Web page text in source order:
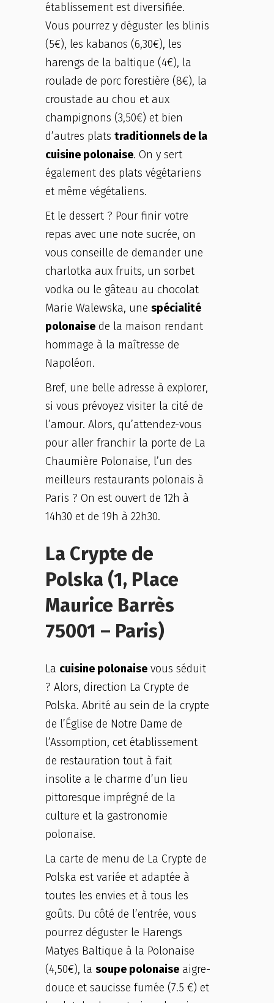
établissement est diversifiée.
Vous pourrez y déguster les blinis
(5€), les kabanos (6,30€), les
harengs de la baltique (4€), la
roulade de porc forestière (8€), la
croustade au chou et aux
champignons (3,50€) et bien
d’autres plats traditionnels de la
cuisine polonaise. On y sert
également des plats végétariens
et même végétaliens.
Et le dessert ? Pour finir votre
repas avec une note sucrée, on
vous conseille de demander une
charlotka aux fruits, un sorbet
vodka ou le gâteau au chocolat
Marie Walewska, une spécialité
polonaise de la maison rendant
hommage à la maîtresse de
Napoléon.
Bref, une belle adresse à explorer,
si vous prévoyez visiter la cité de
l’amour. Alors, qu’attendez-vous
pour aller franchir la porte de La
Chaumière Polonaise, l’un des
meilleurs restaurants polonais à
Paris ? On est ouvert de 12h à
14h30 et de 19h à 22h30.
La Crypte de
Polska (1, Place
Maurice Barrès
75001 – Paris)
La cuisine polonaise vous séduit
? Alors, direction La Crypte de
Polska. Abrité au sein de la crypte
de l’Église de Notre Dame de
l’Assomption, cet établissement
de restauration tout à fait
insolite a le charme d’un lieu
pittoresque imprégné de la
culture et la gastronomie
polonaise.
La carte de menu de La Crypte de
Polska est variée et adaptée à
toutes les envies et à tous les
goûts. Du côté de l’entrée, vous
pourrez déguster le Harengs
Matyes Baltique à la Polonaise
(4,50€), la soupe polonaise aigre-
douce et saucisse fumée (7.5 €) et